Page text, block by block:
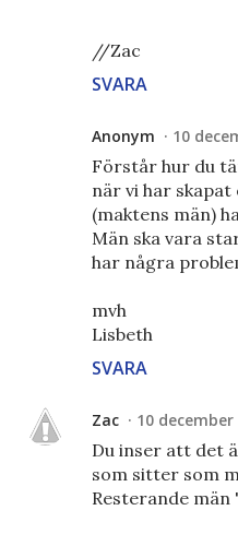
//Zac
SVARA
Anonym 10
Förstår hur du
när vi har
(maktens män)
Män ska vara
har några
mvh
Lisbeth
SVARA
Zac 10 december
Du inser att det
som sitter som
Resterande